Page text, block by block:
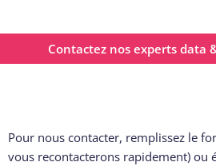
Contactez nos experts data
Pour nous contacter, remplissez le
vous recontacterons rapidement) ou